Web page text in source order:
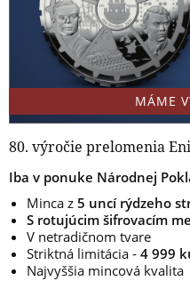
MÁME
80. výročie prelomenia
Iba v ponuke Národnej
Minca z 5 uncí rýdzeho
S rotujúcim šifrovacím
V netradičnom tvare
Striktná limitácia - 4 999
Najvyššia mincová kvalita